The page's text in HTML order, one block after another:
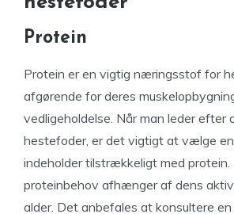
Protein
Protein er en vigtig næringsstof for
afgørende for deres
vedligeholdelse. Når man leder efter
hestefoder, er det vigtigt at vælge
indeholder tilstrækkeligt med protein.
proteinbehov afhænger af dens
alder. Det anbefales at konsultere